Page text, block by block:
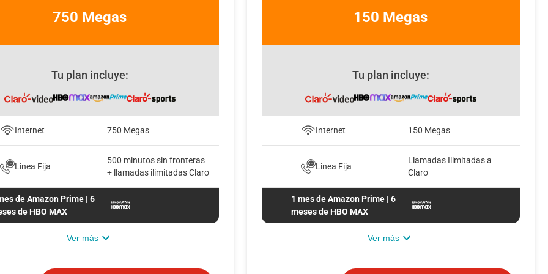
750 Megas
Tu plan incluye:
Internet 750 Megas
Linea Fija
500 minutos sin fronteras
+ llamadas ilimitadas Claro
de Amazon Prime | 6
de HBO MAX
Ver más
150 Megas
Tu plan incluye:
Internet 150 Megas
Linea Fija
Llamadas Ilimitadas a
Claro
1 mes de Amazon Prime | 6
meses de HBO MAX
Ver más